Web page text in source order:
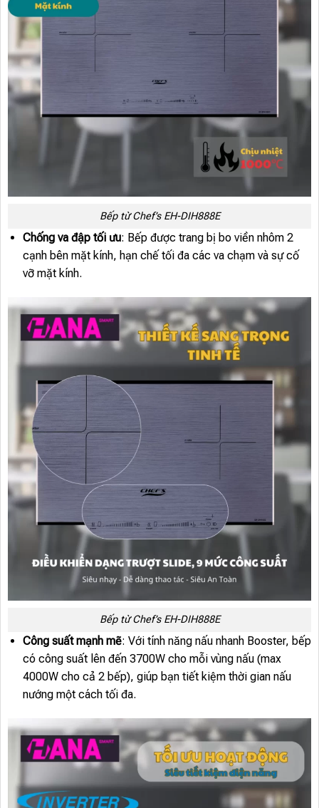
Bếp từ Chef’s EH-DIH888E
Chống va đập tối ưu: Bếp được trang bị bo viền nhôm 2
cạnh bên mặt kính, hạn chế tối đa các va chạm và sự cố
vỡ mặt kính.
Bếp từ Chef’s EH-DIH888E
Công suất mạnh mẽ: Với tính năng nấu nhanh Booster, bếp
có công suất lên đến 3700W cho mỗi vùng nấu (max
4000W cho cả 2 bếp), giúp bạn tiết kiệm thời gian nấu
nướng một cách tối đa.